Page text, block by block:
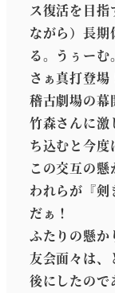
ス復活を目
ながら）長
る。うぅーむ
さぁ真打登
稽古劇場の幕
竹森さんに
ち込むと今度
この交互の
われらが『
だぁ！
ふたりの懸か
友会面々は
後にしたので